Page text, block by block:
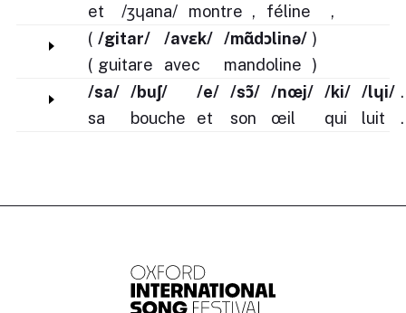
et
/ʒɥana/
montre ,
féline
,
(
(
/gitar/
guitare
/avɛk/
avec
/mɑ̃dɔlinə/
mandoline
)
)
/sa/
sa
/buʃ/
bouche
/e/
et
/sɔ̃/
son
/nœj/
œil
/ki/
qui
/lɥi/
luit
.
.